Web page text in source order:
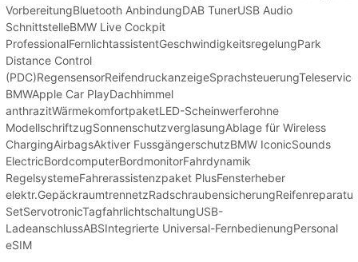
VorbereitungBluetooth AnbindungDAB TunerUSB Audio
SchnittstelleBMW Live Cockpit
ProfessionalFernlichtassistentGeschwindigkeitsregelungPark
Distance Control
(PDC)RegensensorReifendruckanzeigeSprachsteuerungTeleservice
BMWApple Car PlayDachhimmel
anthrazitWärmekomfortpaketLED-Scheinwerferohne
ModellschriftzugSonnenschutzverglasungAblage für Wireless
ChargingAirbagsAktiver FussgängerschutzBMW IconicSounds
ElectricBordcomputerBordmonitorFahrdynamik
RegelsystemeFahrerassistenzpaket PlusFensterheber
SetServotronicTagfahrlichtschaltungUSB-
LadeanschlussABSIntegrierte Universal-FernbedienungPersonal
eSIM